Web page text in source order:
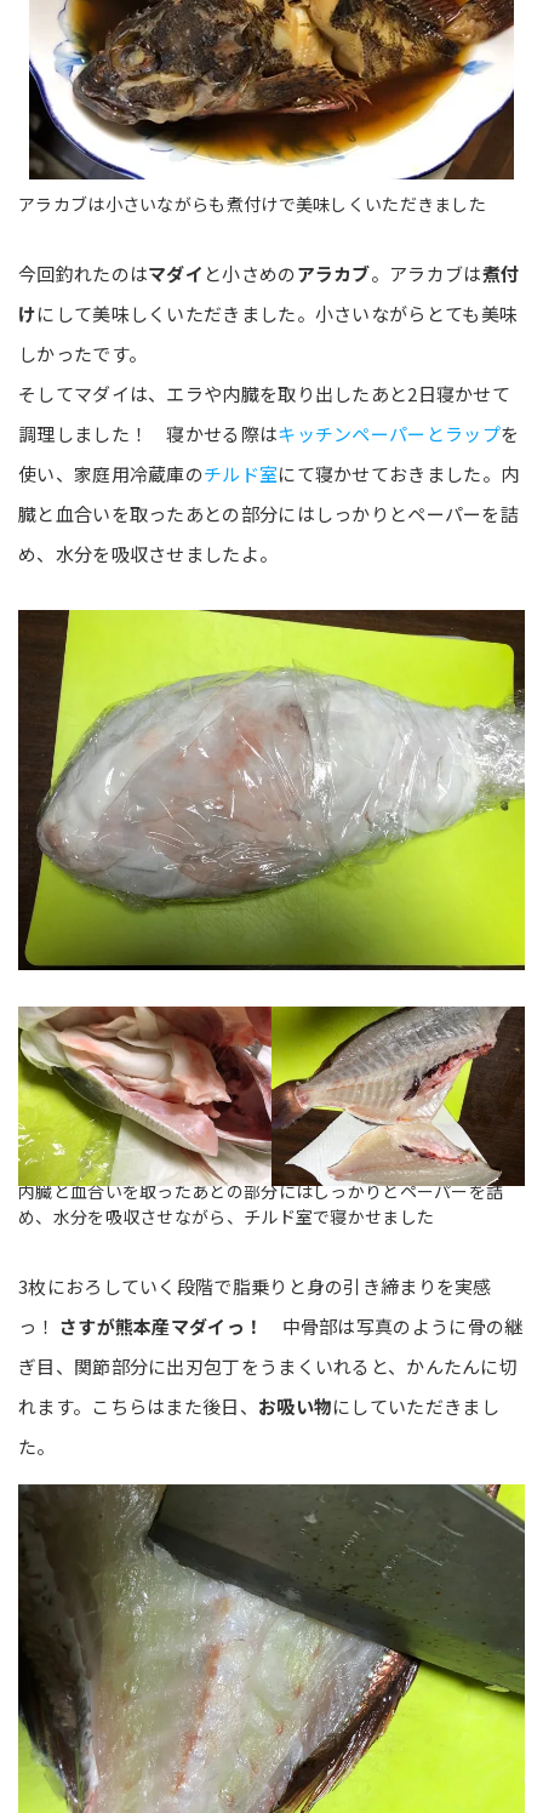
アラカブは小さいながらも煮付けで美味しくいただきました
今回釣れたのはマダイ と小さめのアラカブ。アラカブは煮付
けにして美味しくいただきました。小さいながらとても美味
しかったです。
そしてマダイは、エラや内臓を取り出したあと2日寝かせて
調理しました！ 寝かせる際はキッチンペーパーとラップを
使い、家庭用冷蔵庫のチルド室にて寝かせておきました。内
臓と血合いを取ったあとの部分にはしっかりとペーパーを詰
め、水分を吸収させましたよ。
内臓と血合いを取ったあとの部分にはしっかりとペーパーを詰
め、水分を吸収させながら、チルド室で寝かせました
3枚におろしていく段階で脂乗りと身の引き締まりを実感
っ！ さすが熊本産マダイっ！
中骨部は写真のように骨の継
ぎ目、関節部分に出刃包丁をうまくいれると、かんたんに切
れます。こちらはまた後日、 お吸い物にしていただきまし
た。